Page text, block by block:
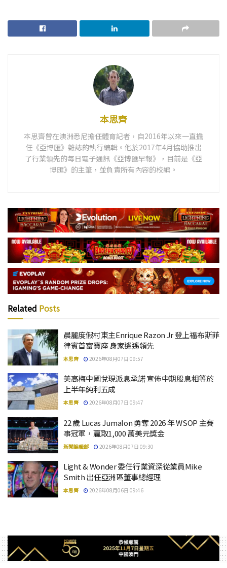
本思齊
本思齊曾在澳洲悉尼擔任體育記者，自2016年以來一直擔
任《亞博匯》雜誌的執行編輯。他於2017年4月協助推出
了行業領先的每日電子通訊《亞博匯早報》，目前是《亞
博匯》的主筆，並負責所有內容的校編。
Related Posts
晨麗度假村東主Enrique Razon Jr 登上福布斯菲
律賓首富寶座 身家遙遙領先
本思齊 2026年08月07日 09:57
美高梅中國兌現派息承諾 宣佈中期股息相等於
上半年純利五成
本思齊 2026年08月07日 09:47
22 歲 Lucas Jumalon 勇奪 2026 年 WSOP 主賽
事冠軍，贏取1,000 萬美元獎金
新聞編輯部 2026年08月07日 09:30
Light & Wonder 委任行業資深從業員Mike
Smith 出任亞洲區董事總經理
本思齊 2026年08月06日 09:46